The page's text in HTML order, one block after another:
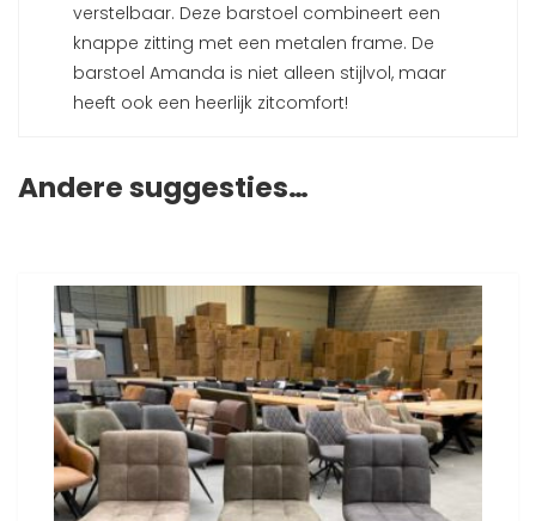
verstelbaar. Deze barstoel combineert een
knappe zitting met een metalen frame. De
barstoel Amanda is niet alleen stijlvol, maar
heeft ook een heerlijk zitcomfort!
Andere suggesties…